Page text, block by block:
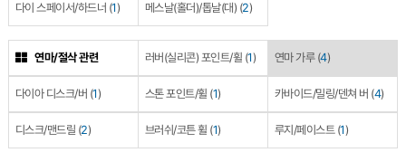
다이 스페이서/하드너 (1) 메스날(홀더)/톱날(대) (2)
연마/절삭 관련 러버(실리콘) 포인트/휠 (1) 연마 가루 (4)
다이아 디스크/버 (1) 스톤 포인트/휠 (1) 카바이드/밀링/덴쳐 버 (4)
디스크/맨드릴 (2) 브러쉬/코튼 휠 (1) 루지/페이스트 (1)